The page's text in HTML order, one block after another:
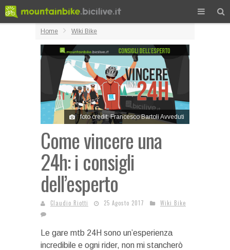
Home Wiki Bike
foto credit: Francesco Bartoli Avveduti
Come vincere una
24h: i consigli
dell’esperto
Claudio Riotti 25 Agosto 2017 Wiki Bike
Le gare mtb 24H sono un’esperienza
incredibile e ogni rider, non mi stancherò